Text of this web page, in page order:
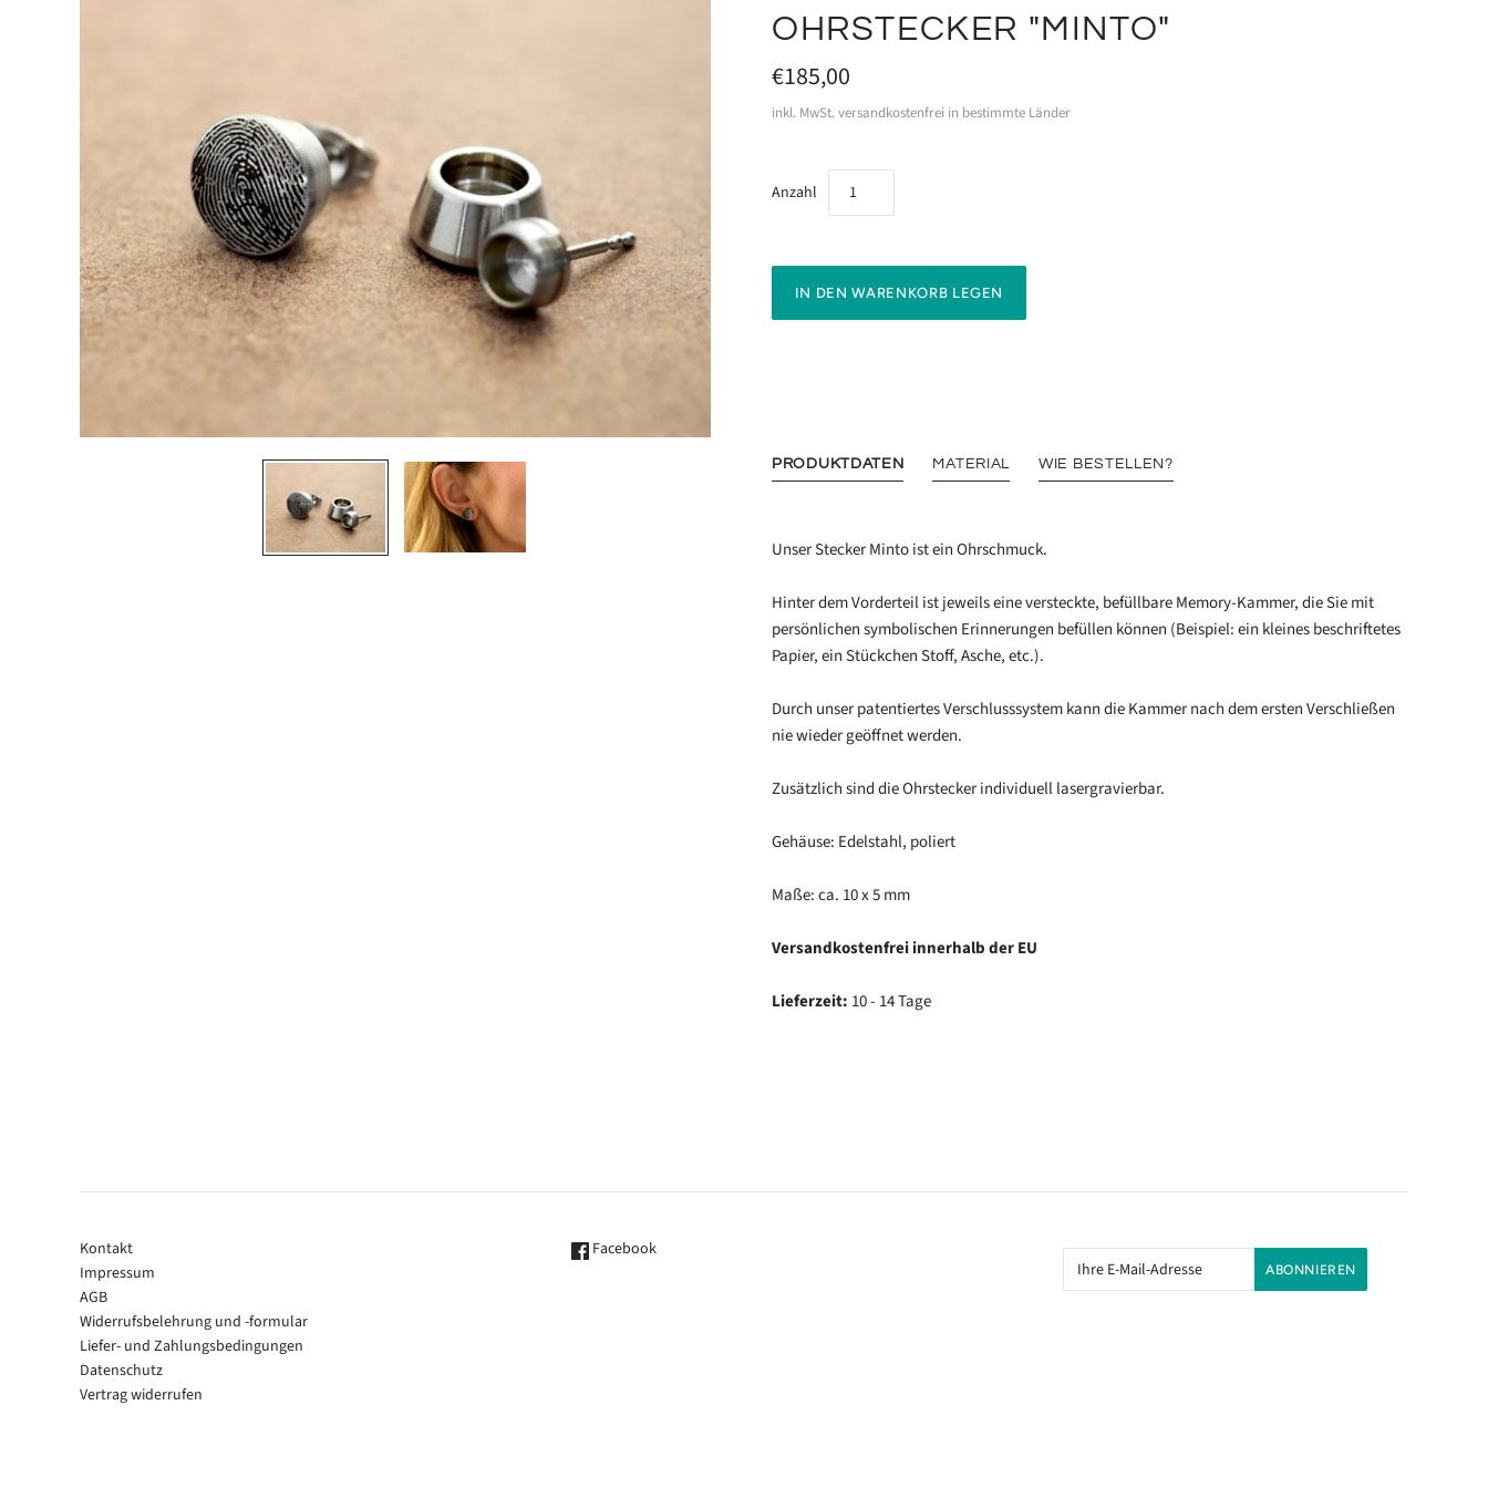
OHRSTECKER "MINTO"
€185,00
inkl. MwSt. versandkostenfrei in bestimmte Länder
Anzahl
PRODUKTDATEN
Unser Stecker Minto ist ein Ohrschmuck.
Hinter dem Vorderteil ist jeweils eine versteckte, befüllbare Memory-Kammer, die Sie mit
persönlichen symbolischen Erinnerungen befüllen können (Beispiel: ein kleines beschriftetes
Papier, ein Stückchen Stoff, Asche, etc.).
Durch unser patentiertes Verschlusssystem kann die Kammer nach dem ersten Verschließen
nie wieder geöffnet werden.
Zusätzlich sind die Ohrstecker individuell lasergravierbar.
Gehäuse: Edelstahl, poliert
Maße: ca. 10 x 5 mm
Versandkostenfreiinnerhalb der EU
Lieferzeit: 10 - 14 Tage
MATERIAL WIE BESTELLEN?
Kontakt
Impressum
AGB
Widerrufsbelehrung und -formular
Liefer- und Zahlungsbedingungen
Datenschutz
Vertrag widerrufen
Facebook